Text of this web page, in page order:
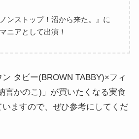
ンストップ！沼から来た。』に
ニアとして出演！
タビー(BROWN TABBY)×フィ
言かのこ)」が買いたくなる実食
ますので、ぜひ参考にしてくだ